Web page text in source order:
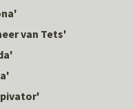
van Tets'